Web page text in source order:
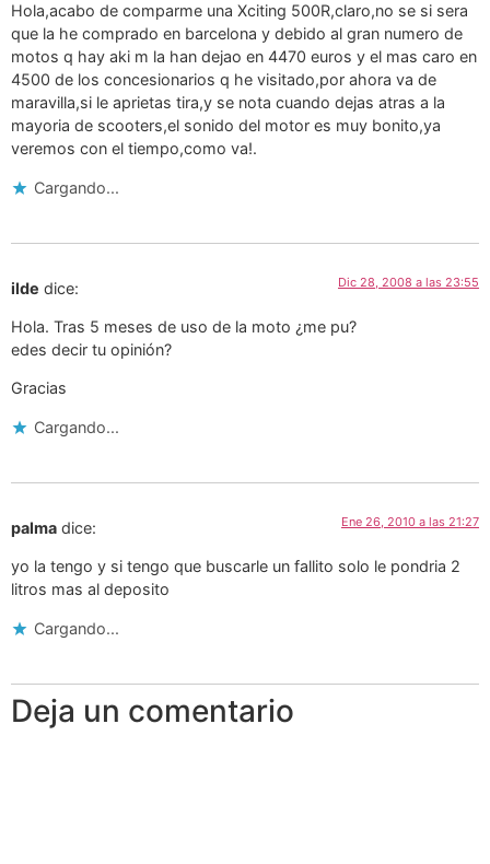
Hola,acabo de comparme una Xciting 500R,claro,no se si sera
que la he comprado en barcelona y debido al gran numero de
motos q hay aki m la han dejao en 4470 euros y el mas caro en
4500 de los concesionarios q he visitado,por ahora va de
maravilla,si le aprietas tira,y se nota cuando dejas atras a la
mayoria de scooters,el sonido del motor es muy bonito,ya
veremos con el tiempo,como va!.
Cargando...
ilde dice: Dic 28, 2008 a las 23:55
Hola. Tras 5 meses de uso de la moto ¿me pu?
edes decir tu opinión?
Gracias
Cargando...
palma dice: Ene 26, 2010 a las 21:27
yo la tengo y si tengo que buscarle un fallito solo le pondria 2
litros mas al deposito
Cargando...
Deja un comentario